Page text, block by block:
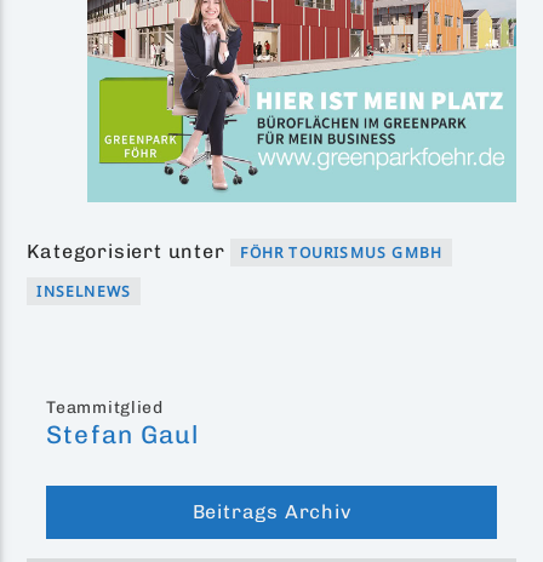
Kategorisiert unter
FÖHR TOURISMUS GMBH
INSELNEWS
Teammitglied
Stefan Gaul
Beitrags Archiv